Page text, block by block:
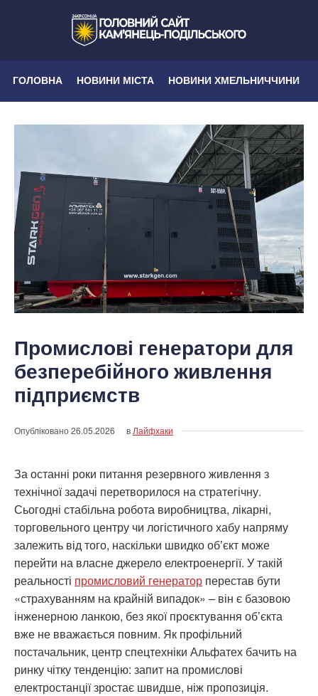
ГОЛОВНА НОВИНИ МІСТА НОВИНИ ХМЕЛЬНИЧЧИНИ
Промислові генератори для
безперебійного живлення
підприємств
Опубліковано26.05.2026 в Лайфхаки
За останні роки питання резервного живлення з
технічної задачі перетворилося на стратегічну.
Сьогодні стабільна робота виробництва, лікарні,
торговельного центру чи логістичного хабу напряму
залежить від того, наскільки швидко обʼєкт може
перейти на власне джерело електроенергії. У такій
реальності промисловий генератор перестав бути
«страхуванням на крайній випадок» – він є базовою
інженерною ланкою, без якої проєктування об’єкта
вже не вважається повним. Як профільний
постачальник, центр спецтехніки Альфатех бачить на
ринку чітку тенденцію: запит на промислові
електростанції зростає швидше, ніж пропозиція.